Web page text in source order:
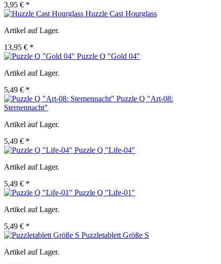
3,95 € *
Huzzle Cast Hourglass
Artikel auf Lager.
13,95 € *
Puzzle Q "Gold 04"
Artikel auf Lager.
5,49 € *
Puzzle Q "Art-08:
Sternennacht"
Artikel auf Lager.
5,49 € *
Puzzle Q "Life-04"
Artikel auf Lager.
5,49 € *
Puzzle Q "Life-01"
Artikel auf Lager.
5,49 € *
Puzzletablett Größe S
Artikel auf Lager.